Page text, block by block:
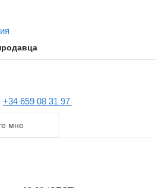
+34 659 08 31 97
мне